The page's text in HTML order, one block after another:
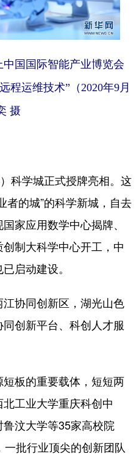
中国国际智能产业博览会
程运维技术”（2020年9月
摄
学城正式授牌亮相。这
者的城”的科学新城，自去
家应用数学中心揭牌、
制大科学中心开工，中
启动建设。
协同创新区，湖光山色
创新平台、科创人才服
板的重要载体，短短两
工业大学重庆科创中
汶大学等35家高校院
批行业顶尖的创新团队